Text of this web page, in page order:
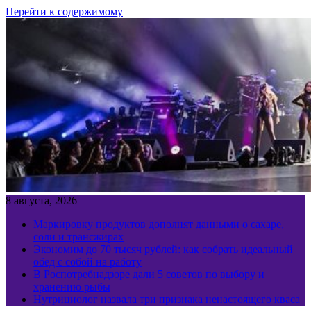
Перейти к содержимому
8 августа, 2026
Маркировку продуктов дополнят данными о сахаре,
соли и трансжирах
Экономим до 70 тысяч рублей: как собрать идеальный
обед с собой на работу
В Роспотребнадзоре дали 5 советов по выбору и
хранению рыбы
Нутрициолог назвала три признака ненастоящего кваса